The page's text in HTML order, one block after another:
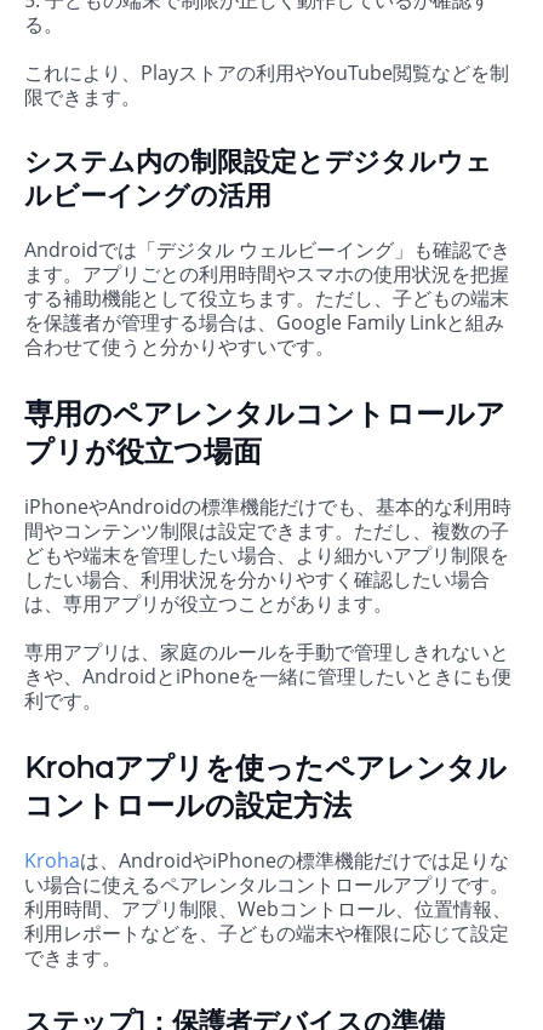
る。
これにより、Playストアの利用やYouTube閲覧などを制
限できます。
システム内の制限設定とデジタルウェ
ルビーイングの活用
Androidでは「デジタル ウェルビーイング」も確認でき
ます。アプリごとの利用時間やスマホの使用状況を把握
する補助機能として役立ちます。ただし、子どもの端末
を保護者が管理する場合は、Google Family Linkと組み
合わせて使うと分かりやすいです。
専用のペアレンタルコントロールア
プリが役立つ場面
iPhoneやAndroidの標準機能だけでも、基本的な利用時
間やコンテンツ制限は設定できます。ただし、複数の子
どもや端末を管理したい場合、より細かいアプリ制限を
したい場合、利用状況を分かりやすく確認したい場合
は、専用アプリが役立つことがあります。
専用アプリは、家庭のルールを手動で管理しきれないと
きや、AndroidとiPhoneを一緒に管理したいときにも便
利です。
Krohaアプリを使ったペアレンタル
コントロールの設定方法
Krohaは、AndroidやiPhoneの標準機能だけでは足りな
い場合に使えるペアレンタルコントロールアプリです。
利用時間、アプリ制限、Webコントロール、位置情報、
利用レポートなどを、子どもの端末や権限に応じて設定
できます。
ステップ1：保護者デバイスの準備